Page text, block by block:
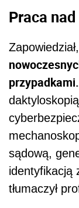
Praca
przypadkami.
sądową,
identyfikacją
tłumaczył